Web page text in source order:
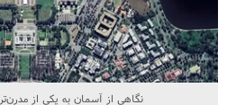
نگاهی از آسمان به یکی از